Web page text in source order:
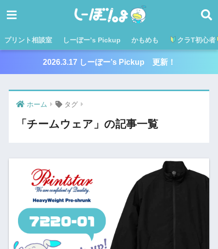
プリント相談室 しーぼー’s Pickup かもめも クラT初心者
2026.3.17 しーぼー’s Pickup 更新！
ホーム タグ
「チームウェア」の記事一覧